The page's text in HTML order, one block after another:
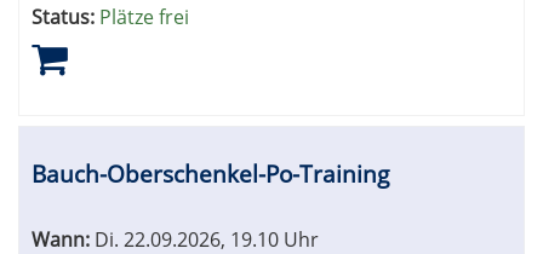
Status: Plätze frei
Bauch-Oberschenkel-Po-Training
Wann: Di. 22.09.2026, 19.10 Uhr